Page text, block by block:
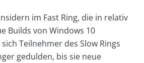
im Fast Ring, die in relativ
Builds von Windows 10
Teilnehmer des Slow Rings
gedulden, bis sie neue